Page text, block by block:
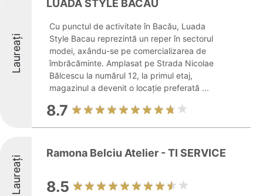
Laureați
LUADA STYLE BACAU
Cu punctul de activitate în Bacău, Luada
Style Bacau reprezintă un reper în sectorul
modei, axându-se pe comercializarea de
îmbrăcăminte. Amplasat pe Strada Nicolae
Bălcescu la numărul 12, la primul etaj,
magazinul a devenit o locație preferată ...
8.7
Laureați
Ramona Belciu Atelier - TI SERVICE
8.5